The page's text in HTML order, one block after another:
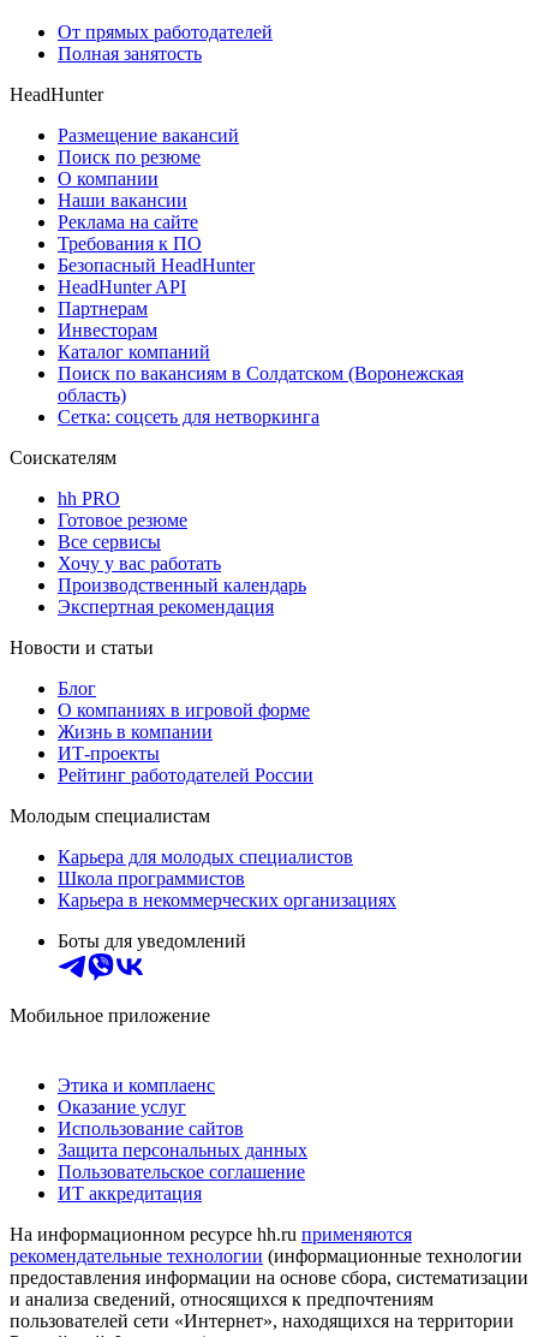
От прямых работодателей
Полная занятость
HeadHunter
Размещение вакансий
Поиск по резюме
О компании
Наши вакансии
Реклама на сайте
Требования к ПО
Безопасный HeadHunter
HeadHunter API
Партнерам
Инвесторам
Каталог компаний
Поиск по вакансиям в Солдатском (Воронежская
область)
Сетка: соцсеть для нетворкинга
Соискателям
hh PRO
Готовое резюме
Все сервисы
Хочу у вас работать
Производственный календарь
Экспертная рекомендация
Новости и статьи
Блог
О компаниях в игровой форме
Жизнь в компании
ИТ-проекты
Рейтинг работодателей России
Молодым специалистам
Карьера для молодых специалистов
Школа программистов
Карьера в некоммерческих организациях
Боты для уведомлений
Мобильное приложение
Этика и комплаенс
Оказание услуг
Использование сайтов
Защита персональных данных
Пользовательское соглашение
ИТ аккредитация
На информационном ресурсе hh.ru применяются
рекомендательные технологии (информационные технологии
предоставления информации на основе сбора, систематизации
и анализа сведений, относящихся к предпочтениям
пользователей сети «Интернет», находящихся на территории